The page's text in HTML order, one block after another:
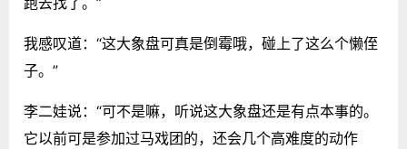
我感叹道：“这大象盘可真是倒霉哦，碰上了这么个懒侄
子。”
李二娃说：“可不是嘛，听说这大象盘还是有点本事的。
它以前可是参加过马戏团的，还会几个高难度的动作